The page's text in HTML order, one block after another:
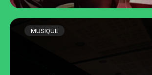
MUSIQUE